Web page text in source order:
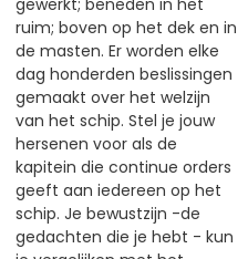
gewerkt; beneden in het
ruim; boven op het dek en in
de masten. Er worden elke
dag honderden beslissingen
gemaakt over het welzijn
van het schip. Stel je jouw
hersenen voor als de
kapitein die continue orders
geeft aan iedereen op het
schip. Je bewustzijn -de
gedachten die je hebt - kun